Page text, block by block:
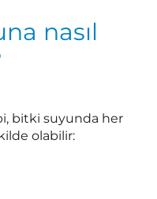
nasıl
bitki suyunda her
olabilir: